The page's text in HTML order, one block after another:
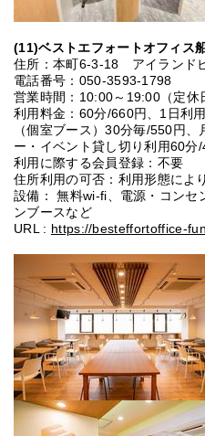
(11)ベストエフォートオフィス
住所：本町6-3-18 アイランド
電話番号：050-3593-1798
営業時間：10:00～19:00（定休
利用料金：60分/660円、1日利
（個室ブース）30分毎/550円
ー・イベント貸し切り利用60分
利用に際する会員登録：不要
住所利用の可否：利用形態によ
設備： 無料wi-fi、電源・コンセ
ンブースなど
URL : https://besteffortoffice-